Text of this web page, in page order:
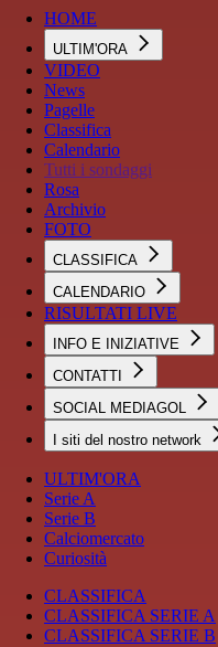
HOME
ULTIM'ORA
VIDEO
News
Pagelle
Classifica
Calendario
Tutti i sondaggi
Rosa
Archivio
FOTO
CLASSIFICA
CALENDARIO
RISULTATI LIVE
INFO E INIZIATIVE
CONTATTI
SOCIAL MEDIAGOL
I siti del nostro network
ULTIM'ORA
Serie A
Serie B
Calciomercato
Curiosità
CLASSIFICA
CLASSIFICA SERIE A
CLASSIFICA SERIE B